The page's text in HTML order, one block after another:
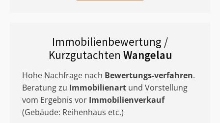
Immobilienbewertung /
Kurzgutachten Wangelau
Hohe Nachfrage nach Bewertungs-verfahren.
Beratung zu Immobilienart und Vorstellung
vom Ergebnis vor Immobilienverkauf
(Gebäude: Reihenhaus etc.)